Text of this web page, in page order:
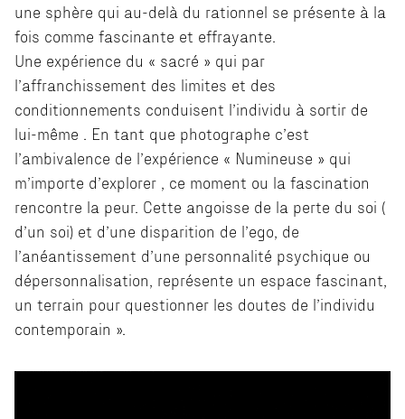
une sphère qui au-delà du rationnel se présente à la
fois comme fascinante et effrayante.
Une expérience du « sacré » qui par
l’affranchissement des limites et des
conditionnements conduisent l’individu à sortir de
lui-même . En tant que photographe c’est
l’ambivalence de l’expérience « Numineuse » qui
m’importe d’explorer , ce moment ou la fascination
rencontre la peur. Cette angoisse de la perte du soi (
d’un soi) et d’une disparition de l’ego, de
l’anéantissement d’une personnalité psychique ou
dépersonnalisation, représente un espace fascinant,
un terrain pour questionner les doutes de l’individu
contemporain ».